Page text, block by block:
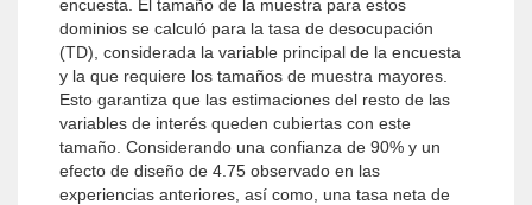
encuesta. El tamaño de la muestra para estos
dominios se calculó para la tasa de desocupación
(TD), considerada la variable principal de la encuesta
y la que requiere los tamaños de muestra mayores.
Esto garantiza que las estimaciones del resto de las
variables de interés queden cubiertas con este
tamaño. Considerando una confianza de 90% y un
efecto de diseño de 4.75 observado en las
experiencias anteriores, así como, una tasa neta de